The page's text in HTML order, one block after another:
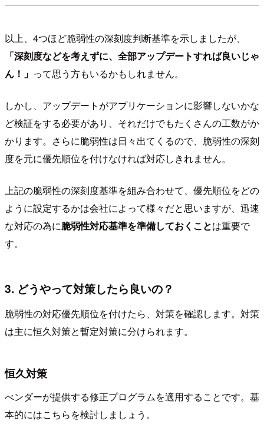
以上、4つほど脆弱性の深刻度判断基準を示しましたが、
「深刻度などを考えずに、全部アップデートすれば良いじゃ
ん！」 って思う方もいるかもしれません。
しかし、アップデートがアプリケーションに影響しないかな
ど検証をする必要があり、それだけでもたくさんの工数がか
かります。さらに脆弱性は日々出てくるので、脆弱性の深刻
度を元に優先順位を付けなければ対応しきれません。
上記の脆弱性の深刻度基準を組み合わせて、優先順位をどの
ように設定するかは会社によって様々だと思いますが、迅速
な対応の為に脆弱性対応基準を準備しておくことは重要で
す。
3. どうやって対策したら良いの？
脆弱性の対応優先順位を付けたら、対策を確認します。対策
は主に恒久対策と暫定対策に分けられます。
恒久対策
べンダーが提供する修正プログラムを適用することです。基
本的にはこちらを検討しましょう。